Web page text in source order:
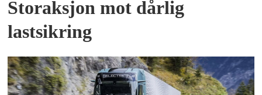
Storaksjon mot dårlig
lastsikring